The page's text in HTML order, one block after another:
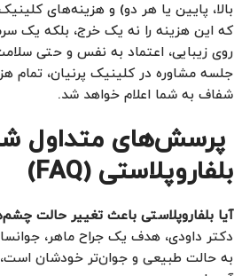
بالا، پایین یا هر دو) و هزینه‌های
که این هزینه را نه یک خرج، بلکه یک
روی زیبایی، اعتماد به نفس و حتی
جلسه مشاوره در کلینیک پرنیان، تمام
شفاف به شما اعلام خواهد شد.
پرسش‌های متداول
بلفاروپلاستی (FAQ)
آیا بلفاروپلاستی باعث تغییر حالت
دکتر داودی، هدف یک جراح ماهر،
به حالت طبیعی و جوان‌تر خودشان